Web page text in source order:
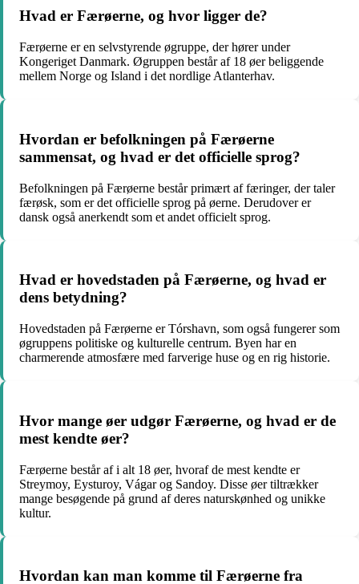
Hvad er Færøerne, og hvor ligger de?
Færøerne er en selvstyrende øgruppe, der hører under
Kongeriget Danmark. Øgruppen består af 18 øer beliggende
mellem Norge og Island i det nordlige Atlanterhav.
Hvordan er befolkningen på Færøerne
sammensat, og hvad er det officielle sprog?
Befolkningen på Færøerne består primært af færinger, der taler
færøsk, som er det officielle sprog på øerne. Derudover er
dansk også anerkendt som et andet officielt sprog.
Hvad er hovedstaden på Færøerne, og hvad er
dens betydning?
Hovedstaden på Færøerne er Tórshavn, som også fungerer som
øgruppens politiske og kulturelle centrum. Byen har en
charmerende atmosfære med farverige huse og en rig historie.
Hvor mange øer udgør Færøerne, og hvad er de
mest kendte øer?
Færøerne består af i alt 18 øer, hvoraf de mest kendte er
Streymoy, Eysturoy, Vágar og Sandoy. Disse øer tiltrækker
mange besøgende på grund af deres naturskønhed og unikke
kultur.
Hvordan kan man komme til Færøerne fra